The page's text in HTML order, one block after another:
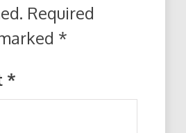
Required
*
*